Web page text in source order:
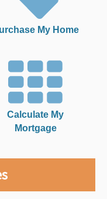
My Home
Calculate My
Mortgage